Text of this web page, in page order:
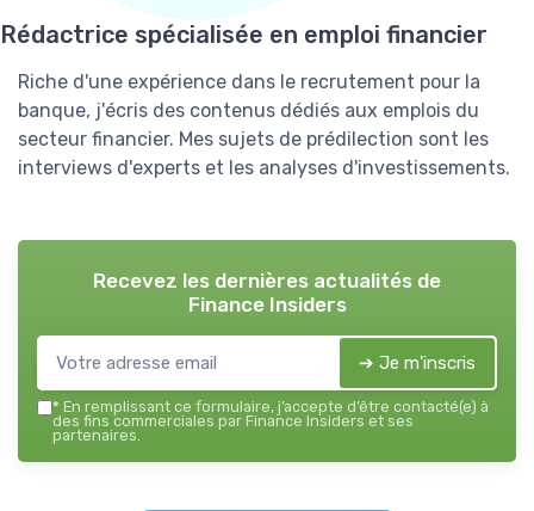
Rédactrice spécialisée en emploi financier
Riche d'une expérience dans le recrutement pour la
banque, j'écris des contenus dédiés aux emplois du
secteur financier. Mes sujets de prédilection sont les
interviews d'experts et les analyses d'investissements.
Recevez les dernières actualités de
Finance Insiders
➔ Je m'inscris
* En remplissant ce formulaire, j’accepte d’être contacté(e) à
des fins commerciales par Finance Insiders et ses
partenaires.